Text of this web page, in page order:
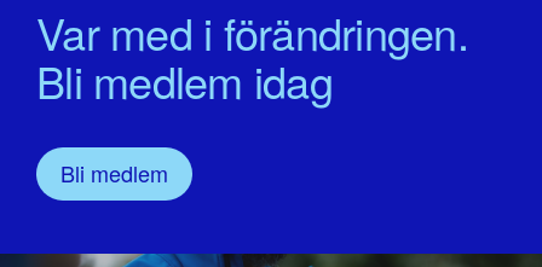
Var med i förändringen.
Bli medlem idag
Bli medlem